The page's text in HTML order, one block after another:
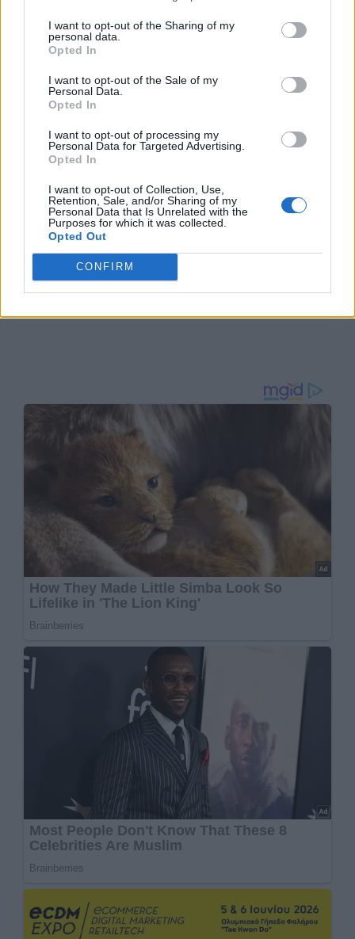
I want to opt-out of the Sharing of my
personal data.
Opted In
I want to opt-out of the Sale of my
Personal Data.
Opted In
I want to opt-out of processing my
Personal Data for Targeted Advertising.
Opted In
I want to opt-out of Collection, Use,
Retention, Sale, and/or Sharing of my
Personal Data that Is Unrelated with the
Purposes for which it was collected.
Opted Out
CONFIRM